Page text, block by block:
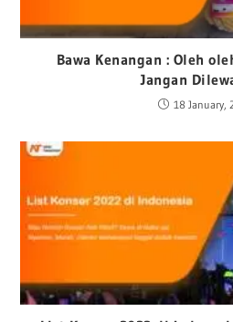
Bawa Kenangan : Oleh
Jangan
18 January,